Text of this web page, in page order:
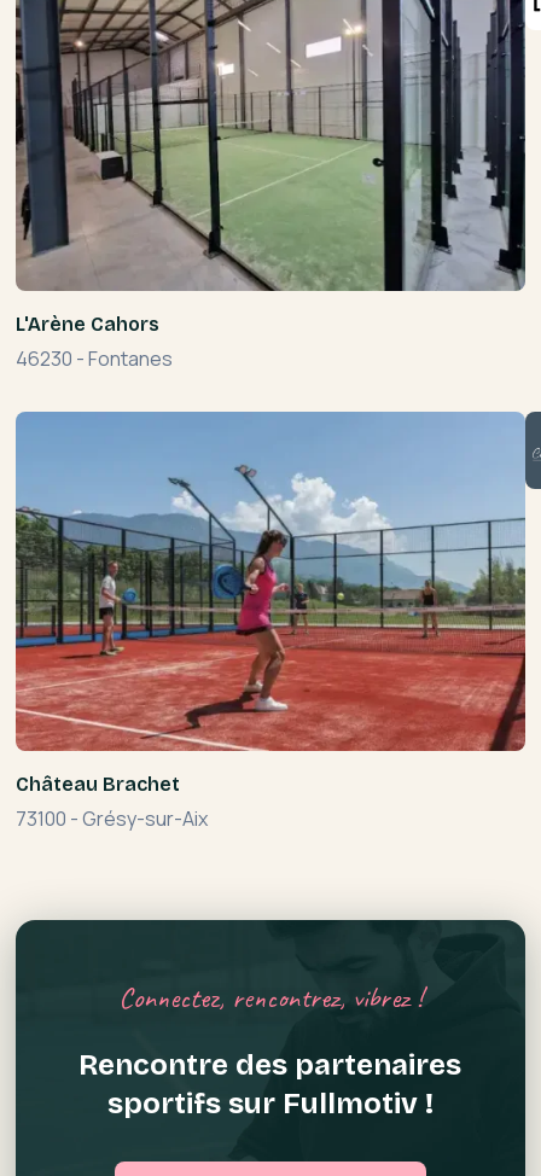
L'Arène Cahors
46230 -Fontanes
Château Brachet
73100 -Grésy-sur-Aix
Connectez, rencontrez, vibrez !
Rencontre des partenaires
sportifs sur Fullmotiv !